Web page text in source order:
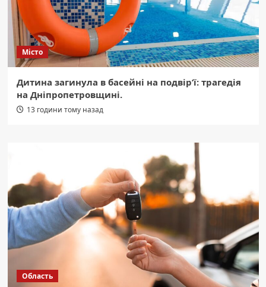
Місто
Дитина загинула в басейні на подвір’ї: трагедія
на Дніпропетровщині.
13 години тому назад
Область